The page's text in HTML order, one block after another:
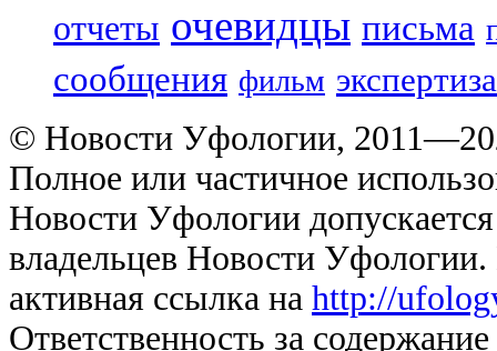
отчеты очевидцы письма
сообщения фильм экспертиза
© Новости Уфологии,
Полное или частичное
Новости Уфологии
владельцев Новости
активная ссылка на http://
Ответственность за